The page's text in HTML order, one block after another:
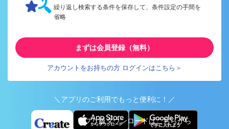
繰り返し検索する条件を保存して、条件設定の手間を
省略
まずは会員登録（無料）
アカウントをお持ちの方 ログインはこちら＞
＼アプリのご利用でもっと便利に！／
アプリ版ダウンロードはこちらから